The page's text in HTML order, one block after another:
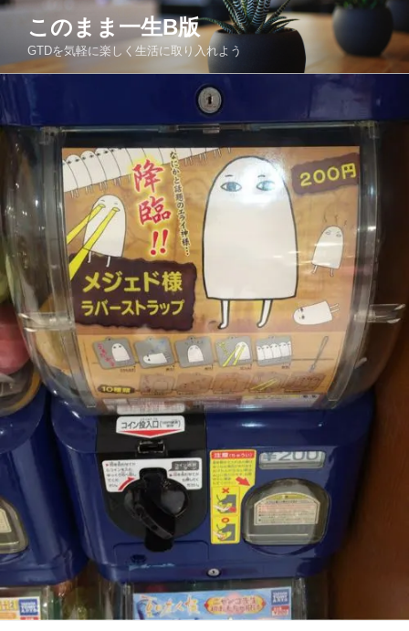
コ
ン
へ
キ
プ
このまま一生Β版
GTDを気軽に楽しく生活に取り入れよう